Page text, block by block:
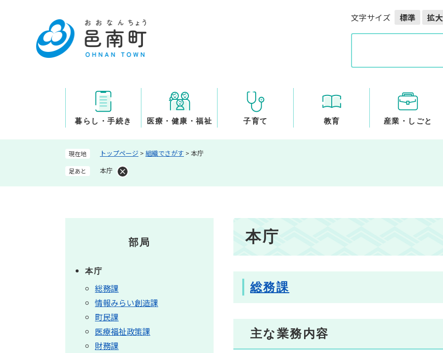
文字サイズ 標準
拡大
暮らし・手続き 医療・健康・福祉 子育て 教育 産業・しごと
現在地 トップページ > 組織でさがす > 本庁
足あと 本庁
本庁
総務課
主な業務内容
部局
本庁
総務課
情報みらい創造課
町民課
医療福祉政策課
財務課